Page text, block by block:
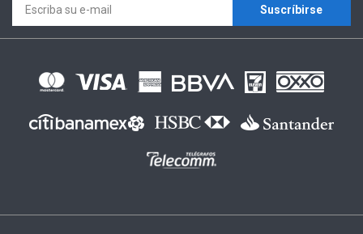
Suscríbirse